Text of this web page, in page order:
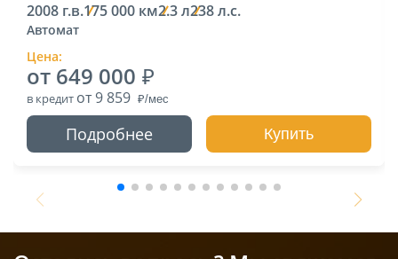
2008 г.в.175 000 км2.3 л238 л.с.
Автомат
Цена:
от 649 000
в кредит от 9 859
Подробнее Купить